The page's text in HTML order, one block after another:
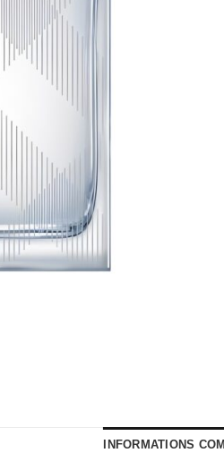
INFORMATIONS